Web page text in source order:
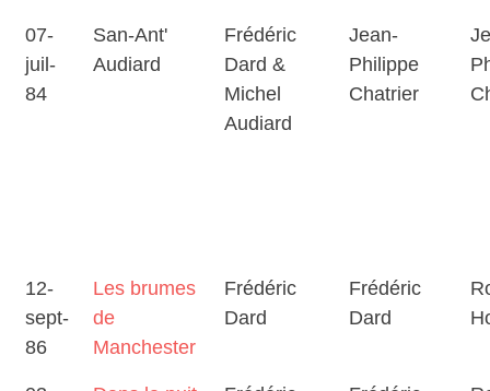
07-
juil-
84
San-Ant'
Audiard
Frédéric
Dard &
Michel
Audiard
Jean-
Philippe
Chatrier
12-
sept-
86
Les brumes
de
Manchester
Frédéric
Dard
Frédéric
Dard